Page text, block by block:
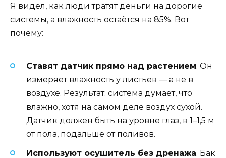
Я видел, как люди тратят деньги на дорогие
системы, а влажность остаётся на 85%. Вот
почему:
Ставят датчик прямо над растением. Он
измеряет влажность у листьев — а не в
воздухе. Результат: система думает, что
влажно, хотя на самом деле воздух сухой.
Датчик должен быть на уровне глаз, в 1–1,5 м
от пола, подальше от поливов.
Используют осушитель без дренажа. Бак